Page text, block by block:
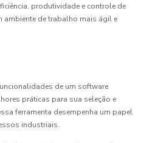
produtividade e controle de
de trabalho mais ágil e
de um software
práticas para sua seleção e
ferramenta desempenha um papel
industriais.